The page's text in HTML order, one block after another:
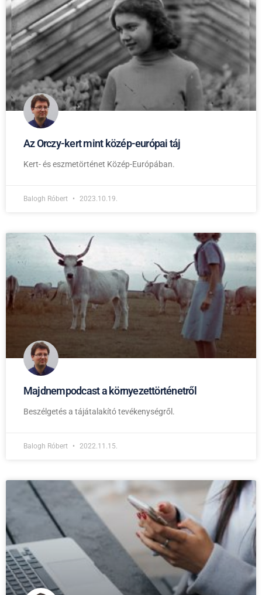
Az Orczy-kert mint közép-európai táj
Kert- és eszmetörténet Közép-Európában.
Balogh Róbert 2023.10.19.
Majdnempodcast a környezettörténetről
Beszélgetés a tájátalakító tevékenységről.
Balogh Róbert 2022.11.15.